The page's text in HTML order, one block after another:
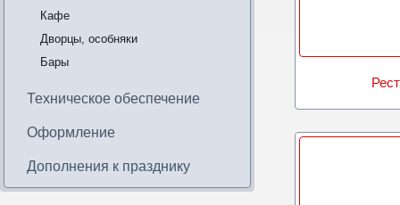
Кафе
Дворцы, особняки
Бары
Техническое обеспечение
Оформление
Дополнения к празднику